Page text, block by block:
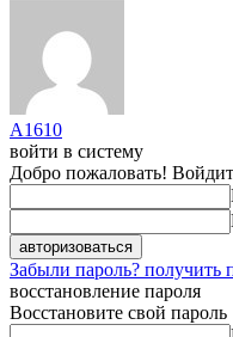
A1610
войти в систему
Добро пожаловать!
Забыли пароль? получить
восстановление пароля
Восстановите свой пароль